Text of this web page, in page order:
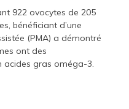
922 ovocytes de 205
bénéficiant d’une
(PMA) a démontré
ont des
acides gras oméga-3.